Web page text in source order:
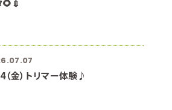
（金）トリマー体験♪